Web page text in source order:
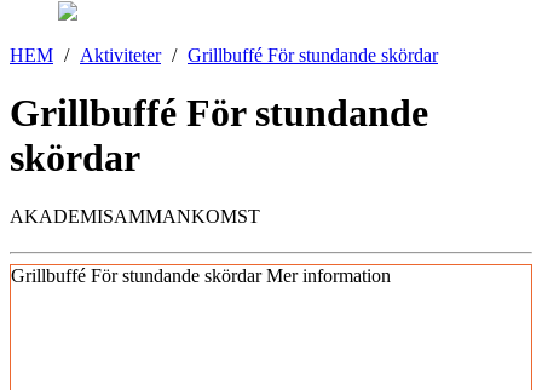
HEM / Aktiviteter / Grillbuffé För stundande skördar
Grillbuffé För stundande
skördar
AKADEMISAMMANKOMST
Grillbuffé För stundande skördar Mer information